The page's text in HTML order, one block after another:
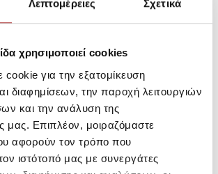
Λεπτομέρειες Σχετικά
χρησιμοποιεί cookies
cookie για την εξατομίκευση
διαφημίσεων, την παροχή λειτουργιών
και την ανάλυση της
μας. Επιπλέον, μοιραζόμαστε
αφορούν τον τρόπο που
ιστότοπό μας με συνεργάτες
241E4600